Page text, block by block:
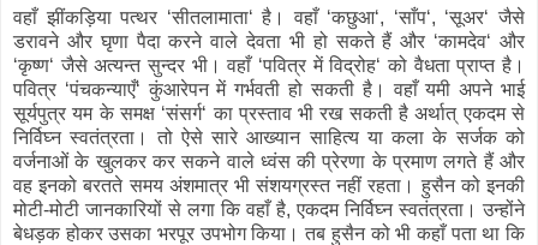
वहाँ झींकड़िया पत्थर ‘सीतलामाता‘ है। वहाँ ‘कछुआ‘, ‘साँप‘, ‘सूअर‘ जैसे
डरावने और घृणा पैदा करने वाले देवता भी हो सकते हैं और ‘कामदेव‘ और
‘कृष्ण‘ जैसे अत्यन्त सुन्दर भी। वहाँ ‘पवित्र में विद्रोह‘ को वैधता प्राप्त है।
पवित्र ‘पंचकन्याएँ‘ कुंआरेपन में गर्भवती हो सकती है। वहाँ यमी अपने भाई
सूर्यपुत्र यम के समक्ष ‘संसर्ग‘ का प्रस्ताव भी रख सकती है अर्थात् एकदम से
निर्विघ्न स्वतंत्रता। तो ऐसे सारे आख्यान साहित्य या कला के सर्जक को
वर्जनाओं के खुलकर कर सकने वाले ध्वंस की प्रेरणा के प्रमाण लगते हैं और
वह इनको बरतते समय अंशमात्र भी संशयग्रस्त नहीं रहता। हुसैन को इनकी
मोटी-मोटी जानकारियों से लगा कि वहाँ है, एकदम निर्विघ्न स्वतंत्रता। उन्होंने
बेधड़क होकर उसका भरपूर उपभोग किया। तब हुसैन को भी कहाँ पता था कि